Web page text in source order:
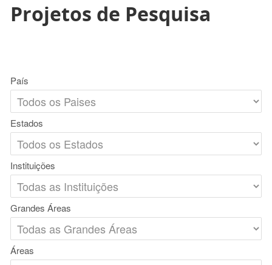
Projetos de Pesquisa
País
Estados
Instituições
Grandes Áreas
Áreas